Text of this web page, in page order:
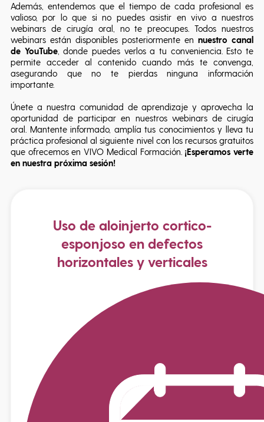
Además, entendemos que el tiempo de cada profesional es
valioso, por lo que si no puedes asistir en vivo a nuestros
webinars de cirugía oral, no te preocupes. Todos nuestros
webinars están disponibles posteriormente en nuestro canal
de YouTube, donde puedes verlos a tu conveniencia. Esto te
permite acceder al contenido cuando más te convenga,
asegurando que no te pierdas ninguna información
importante.
Únete a nuestra comunidad de aprendizaje y aprovecha la
oportunidad de participar en nuestros webinars de cirugía
oral. Mantente informado, amplía tus conocimientos y lleva tu
práctica profesional al siguiente nivel con los recursos gratuitos
que ofrecemos en VIVO Medical Formación. ¡Esperamos verte
en nuestra próxima sesión!
Uso de aloinjerto cortico-
esponjoso en defectos
horizontales y verticales